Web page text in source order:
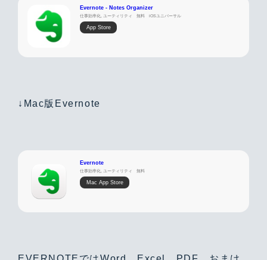
Evernote - Notes Organizer
仕事効率化, ユーティリティ 無料 iOSユニバーサル
App Store
↓Mac版Evernote
Evernote
仕事効率化, ユーティリティ 無料
Mac App Store